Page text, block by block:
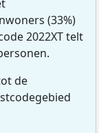
(33%)
2022XT telt
de